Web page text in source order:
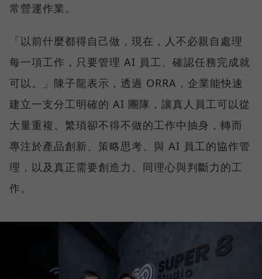
常營運作業。
「以前什麼都得自己做，現在，人不必親自處理
每一項工作，只要管理 AI 員工、確認任務完成就
可以。」陳子龍表示，透過 ORRA，企業能快速
建立一支分工明確的 AI 團隊，讓真人員工可以從
大量重複、繁瑣卻不得不做的工作中抽身，轉而
專注於產品創新、策略思考、與 AI 員工的協作管
理，以及真正需要創造力、同理心與判斷力的工
作。